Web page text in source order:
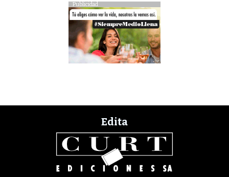
Publicidad
Edita